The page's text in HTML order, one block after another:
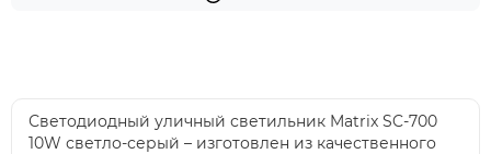
Светодиодный уличный светильник Matrix SC-700
10W светло-серый – изготовлен из качественного